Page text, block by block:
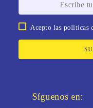
Acepto las políticas
Síguenos en: